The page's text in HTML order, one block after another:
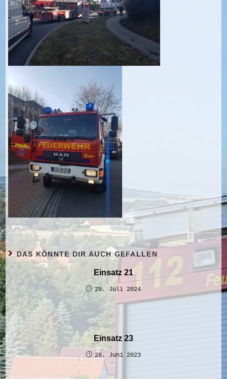
DAS KÖNNTE DIR AUCH GEFALLEN
Einsatz 21
29. Juli 2024
Einsatz 23
26. Juni 2023